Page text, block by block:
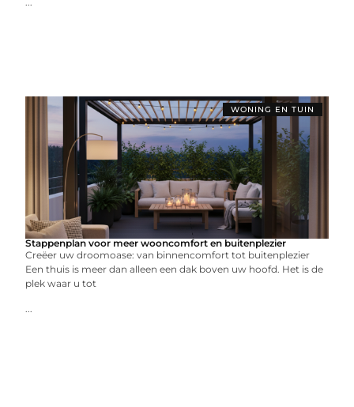
WONING EN TUIN
Stappenplan voor meer wooncomfort en buitenplezier
Creëer uw droomoase: van binnencomfort tot buitenplezier
Een thuis is meer dan alleen een dak boven uw hoofd. Het is de
plek waar u tot
...